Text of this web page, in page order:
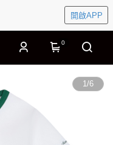
開啟APP
0
1/6